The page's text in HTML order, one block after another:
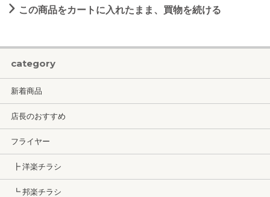
この商品をカートに入れたまま、買物を続ける
category
新着商品
店長のおすすめ
フライヤー
┣ 洋楽チラシ
┗ 邦楽チラシ